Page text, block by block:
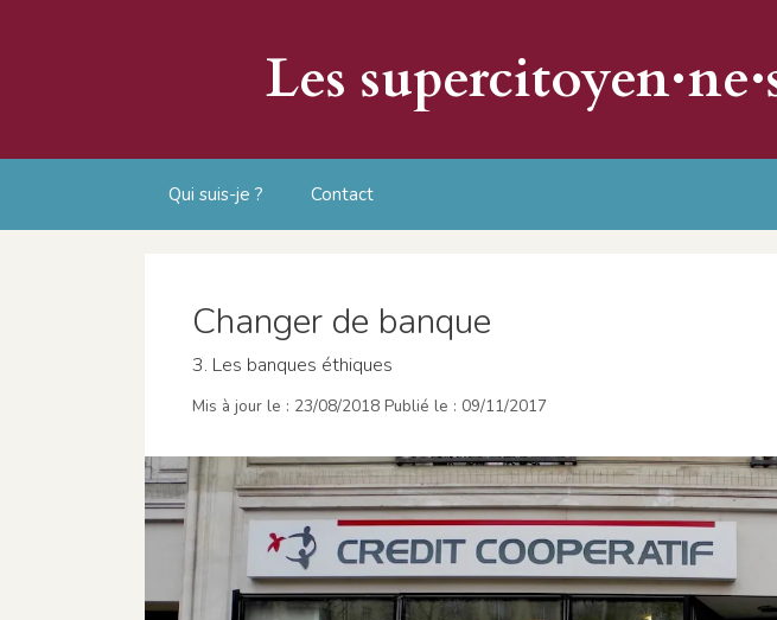
Les
Qui suis-je ? Contact
Changer de banque
3. Les banques éthiques
23/08/2018 09/11/2017